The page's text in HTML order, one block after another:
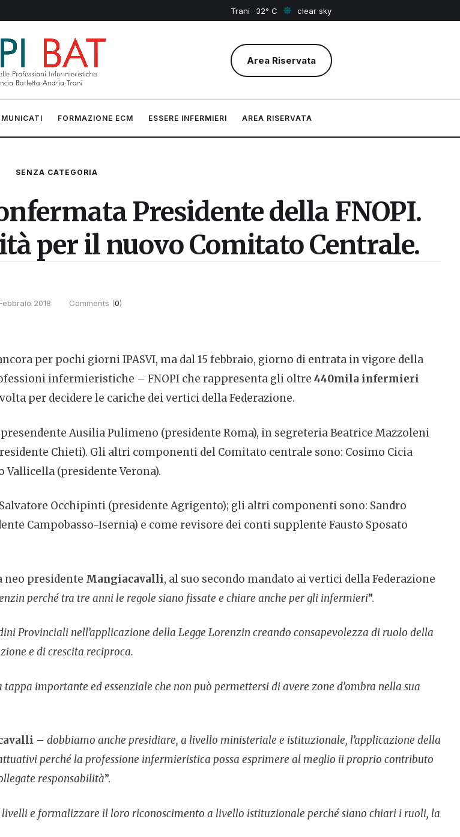
Trani 32 clear sky
Area Riservata
FORMAZIONE ECM ESSERE INFERMIERI AREA RISERVATA
SENZA CATEGORIA
Presidente della FNOPI.
per il nuovo Comitato Centrale.
2018 Comments (0)
per pochi giorni IPASVI, ma dal 15 febbraio, giorno di entrata in vigore della
infermieristiche – FNOPI che rappresenta gli oltre 440mila infermieri
per decidere le cariche dei vertici della Federazione.
Ausilia Pulimeno (presidente Roma), in segreteria Beatrice Mazzoleni
Chieti). Gli altri componenti del Comitato centrale sono: Cosimo Cicia
Vallicella (presidente Verona).
Occhipinti (presidente Agrigento); gli altri componenti sono: Sandro
Campobasso-Isernia) e come revisore dei conti supplente Fausto Sposato
neo presidente Mangiacavalli, al suo secondo mandato ai vertici della Federazione
perché tra tre anni le regole siano fissate e chiare anche per gli infermieri”.
Provinciali nell’applicazione della Legge Lorenzin creando consapevolezza di ruolo della
e di crescita reciproca.
importante ed essenziale che non può permettersi di avere zone d’ombra nella sua
– dobbiamo anche presidiare, a livello ministeriale e istituzionale, l’applicazione della
perché la professione infermieristica possa esprimere al meglio ii proprio contributo
responsabilità”.
e formalizzare il loro riconoscimento a livello istituzionale perché siano chiari i ruoli, la